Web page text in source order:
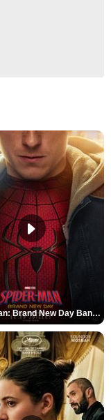
Spider-Man: Brand New Day Bande-annonce VO STFR